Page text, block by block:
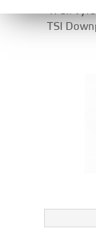
1. díl
TSI